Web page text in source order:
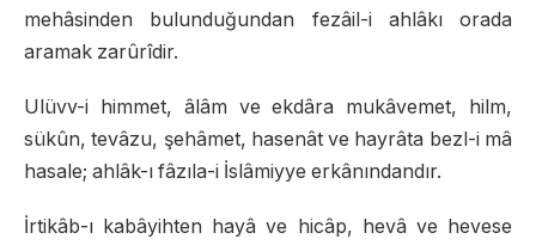
mehâsinden bulunduğundan fezâil-i ahlâkı orada
aramak zarûrîdir.
Ulüvv-i himmet, âlâm ve ekdâra mukâvemet, hilm,
sükûn, tevâzu, şehâmet, hasenât ve hayrâta bezl-i mâ
hasale; ahlâk-ı fâzıla-i İslâmiyye erkânındandır.
İrtikâb-ı kabâyihten hayâ ve hicâp, hevâ ve hevese